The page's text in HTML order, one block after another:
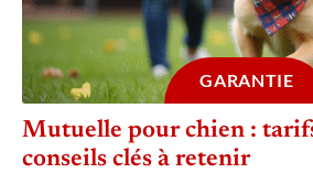
GARANTIE
Mutuelle pour chien :
conseils clés à retenir